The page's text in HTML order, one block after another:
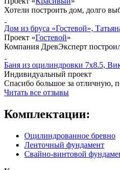
Хотели построить дом, долго
Дом из бруса «Гостевой»,
Проект «Гостевой»
Компания ДревЭксперт
Баня из оцилиндровки 7x8.5,
Индивидуальный проект
Спасибо большое за отличную,
Читать все отзывы
Комплектации:
Оцилиндрованное бревно
Ленточный фундамент
Свайно-винтовой